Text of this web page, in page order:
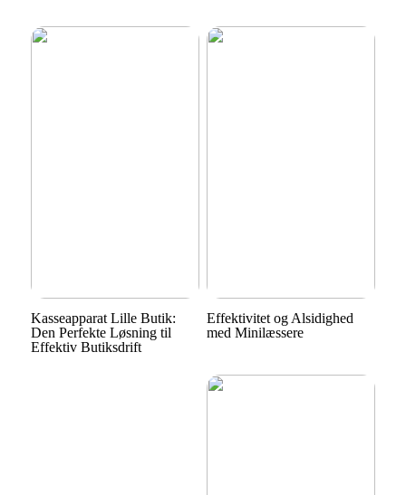
Kasseapparat Lille Butik:
Den Perfekte Løsning til
Effektiv Butiksdrift
Effektivitet og Alsidighed
med Minilæssere